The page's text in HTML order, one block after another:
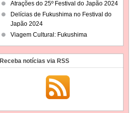
Atrações do 25º Festival do Japão 2024
Delícias de Fukushima no Festival do
Japão 2024
Viagem Cultural: Fukushima
Receba notícias via RSS